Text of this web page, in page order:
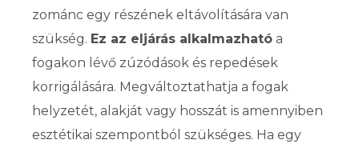
zománc egy részének eltávolítására van
szükség. Ez az eljárás alkalmazható a
fogakon lévő zúzódások és repedések
korrigálására. Megváltoztathatja a fogak
helyzetét, alakját vagy hosszát is amennyiben
esztétikai szempontból szükséges. Ha egy